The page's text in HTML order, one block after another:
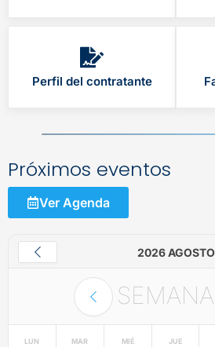
Perfil del contratante
Próximos eventos
Ver Agenda
2026 AGOSTO
SEMANA
LUN MAR MIÉ JUE